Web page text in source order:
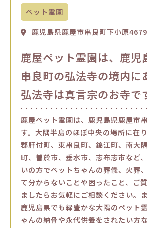
ペット霊園
鹿児島県鹿屋市串良町下小原
鹿屋ペット霊園は、鹿児
串良町の弘法寺の境内に
弘法寺は真言宗のお寺で
鹿屋ペット霊園は、鹿児島県鹿屋市
す。大隅半島のほぼ中央の場所に在
郡肝付町、東串良町、錦江町、南大
町、曽於市、垂水市、志布志市など
いの方でペットちゃんの葬儀、火葬
て分からないことや困ったこと、ご
ましたらお気軽にご相談ください。
鹿児島県でも緑豊かな大隅のペット
ゃんの納骨や永代供養をされたい方